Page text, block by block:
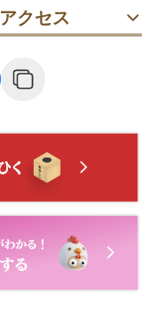
で参拝客が増え、テ
口コミも。落ち着
す。
面へ。撮影は長床
で。
大イチョウの前で
、写真も参拝も落
ら通過し、境内奥
参拝します。
示を一周してから境
して締めると気持
クセス